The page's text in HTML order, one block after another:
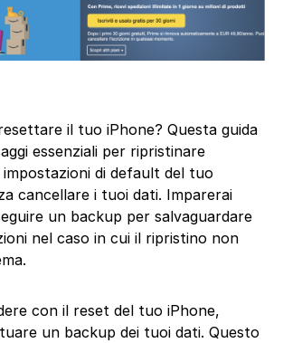
il tuo iPhone? Questa guida
essenziali per ripristinare
di default del tuo
cancellare i tuoi dati. Imparerai
un backup per salvaguardare
nel caso in cui il ripristino non
con il reset del tuo iPhone,
un backup dei tuoi dati. Questo